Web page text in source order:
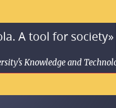
A tool for society»
Knowledge and